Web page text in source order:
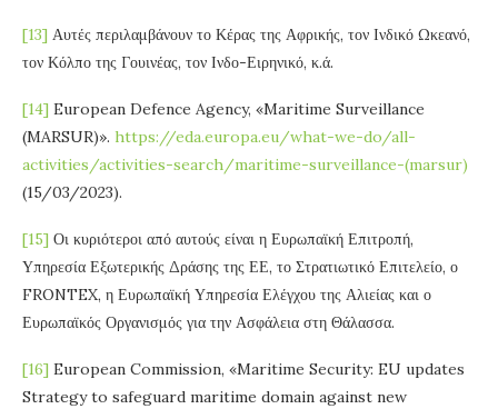
[13] Αυτές περιλαμβάνουν το Κέρας της Αφρικής, τον Ινδικό Ωκεανό,
τον Κόλπο της Γουινέας, τον Ινδο-Ειρηνικό, κ.ά.
[14] European Defence Agency, «Maritime Surveillance
(MARSUR)». https://eda.europa.eu/what-we-do/all-
activities/activities-search/maritime-surveillance-(marsur)
(15/03/2023).
[15] Οι κυριότεροι από αυτούς είναι η Ευρωπαϊκή Επιτροπή,
Υπηρεσία Εξωτερικής Δράσης της ΕΕ, το Στρατιωτικό Επιτελείο, ο
FRONTEX, η Ευρωπαϊκή Υπηρεσία Ελέγχου της Αλιείας και ο
Ευρωπαϊκός Οργανισμός για την Ασφάλεια στη Θάλασσα.
[16] European Commission, «Maritime Security: EU updates
Strategy to safeguard maritime domain against new